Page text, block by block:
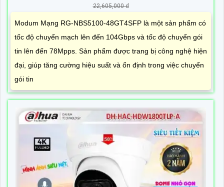
22,605,000 d
Modum Mạng RG-NBS5100-48GT4SFP là một sản phẩm có
tốc độ chuyển mạch lên đến 104Gbps và tốc độ chuyển gói
tin lên đến 78Mpps. Sản phẩm được trang bị công nghệ hiện
đại, giúp tăng cường hiệu suất và ổn định trong việc chuyển
gói tin